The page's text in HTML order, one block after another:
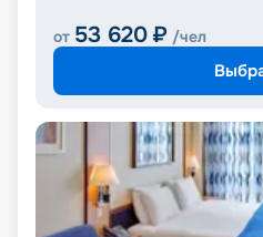
от 53 620 ₽ /чел